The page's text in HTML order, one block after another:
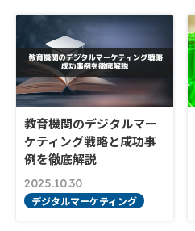
教育機関のデジタルマー
ケティング戦略と成功事
例を徹底解説
2025.10.30
デジタルマーケティング